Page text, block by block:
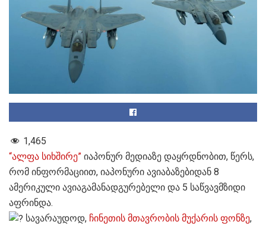
1,465
“ალფა სიხშირე” იაპონურ მედიაზე დაყრდნობით, წერს,
რომ ინფორმაციით, იაპონური ავიაბაზებიდან 8
ამერიკული ავიაგამანადგურებელი და 5 საწვავმზიდი
აფრინდა.
სავარაუდოდ, ჩინეთის მთავრობის მუქარის ფონზე,